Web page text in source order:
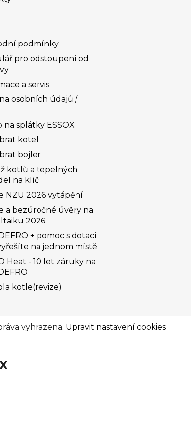
podmínky
pro odstoupení od
a servis
osobních údajů /
na splátky ESSOX
kotel
bojler
kotlů a tepelných
na klíč
NZU 2026 vytápění
a bezúročné úvěry na
2026
+ pomoc s dotací
na jednom místě
Heat - 10 let záruky na
kotle(revize)
vyhrazena. Upravit nastavení cookies